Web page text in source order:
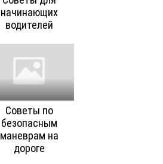
начинающих
водителей
Советы по
безопасным
маневрам на
дороге